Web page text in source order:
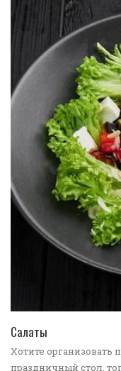
Салаты
Хотите организовать
праздничный стол,